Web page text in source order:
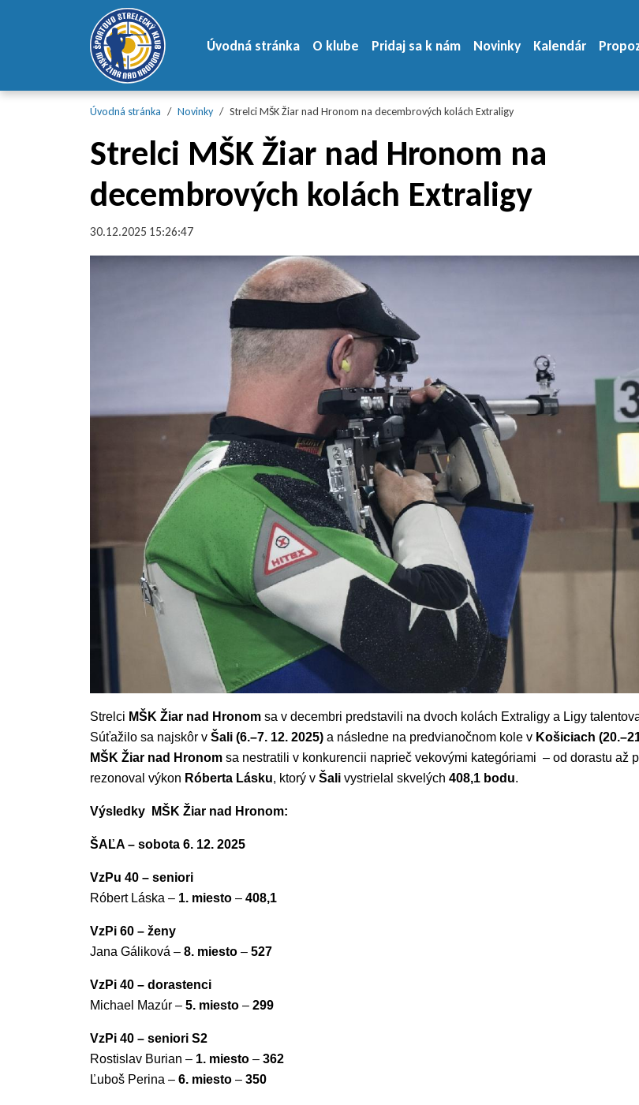
Preskočiť na hlavné menu
Úvodná stránka O klube Pridaj sa k nám Novinky Kalendár
Úvodná stránka Novinky Strelci MŠK Žiar nad Hronom na decembrových kolách Extraligy
Strelci MŠK Žiar nad Hronom na
decembrových kolách Extraligy
30.12.2025 15:26:47
Strelci MŠK Žiar nad Hronom sa v decembri predstavili na dvoch kolách Extraligy a Ligy
Súťažilo sa najskôr v Šali (6.–7. 12. 2025) a následne na predvianočnom kole v Košiciach
MŠK Žiar nad Hronom sa nestratili v konkurencii naprieč vekovými kategóriami – od dorastu až
rezonoval výkon Róberta Lásku, ktorý v Šali vystrielal skvelých 408,1 bodu.
Výsledky MŠK Žiar nad Hronom:
ŠAĽA – sobota 6. 12. 2025
VzPu 40 – seniori
Róbert Láska – 1. miesto – 408,1
VzPi 60 – ženy
Jana Gáliková – 8. miesto – 527
VzPi 40 – dorastenci
Michael Mazúr – 5. miesto – 299
VzPi 40 – seniori S2
Rostislav Burian – 1. miesto – 362
Ľuboš Perina – 6. miesto – 350